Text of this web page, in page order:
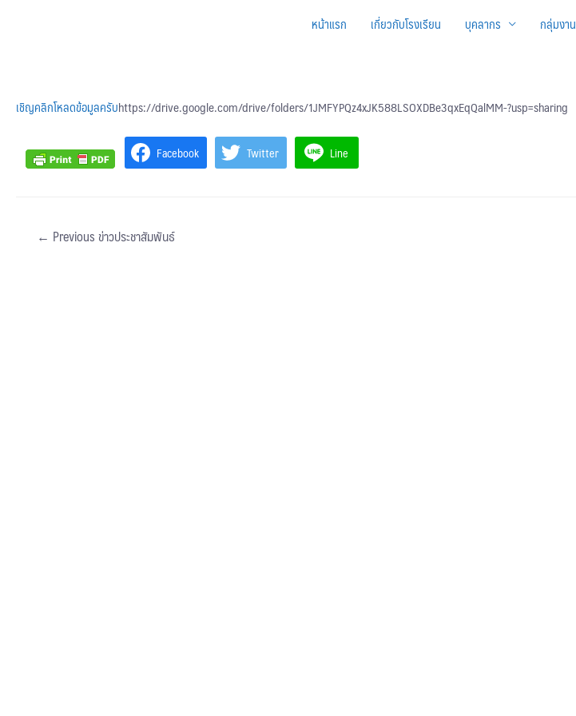
หน้าแรก เกี่ยวกับโรงเรียน บุคลากร กลุ่มงาน
เชิญคลิกโหลดข้อมูลครับhttps://drive.google.com/drive/folders/1JMFYPQz4xJK588LSOXDBe3qxEqQalMM-?usp=sharing
Facebook Twitter Line
← Previous ข่าวประชาสัมพันธ์